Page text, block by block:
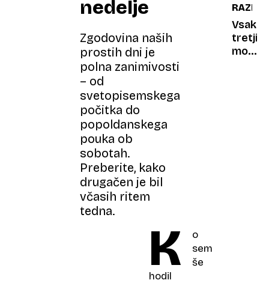
nedelje
Zgodovina naših
prostih dni je
polna zanimivosti
– od
svetopisemskega
počitka do
popoldanskega
pouka ob
sobotah.
Preberite, kako
drugačen je bil
včasih ritem
tedna.
K
o
sem
še
hodil
poletni
čas
že
Vsak
tretji
moški